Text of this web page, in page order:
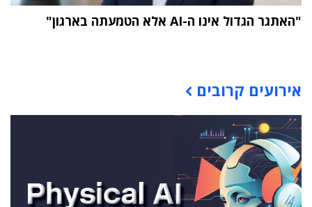
"האתגר הגדול אינו ה-AI אלא הטמעתה בארגון"
אירועים קרובים